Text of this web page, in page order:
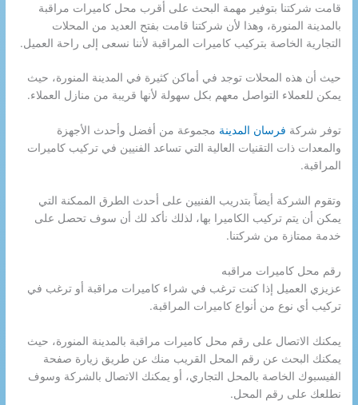
قامت شركتنا بتوفير مهمة البحث على أقرب محل كاميرات مراقبة
بالمدينة المنورة، وهذا لأن شركتنا قامت بفتح العديد من المحلات
التجارية الخاصة بتركيب كاميرات المراقبة لأننا نسعى إلى راحة العميل.
حيث أن هذه المحلات توجد في أماكن كثيرة في المدينة المنورة، حيث
يمكن للعملاء التواصل معهم بكل سهولة لأنها قريبة من منازل العملاء.
توفر شركة فرسان المدينة مجموعة من أفضل وأحدث الأجهزة
والمعدات ذات التقنيات العالية التي تساعد الفنيين في تركيب كاميرات
المراقبة.
وتقوم الشركة أيضاً بتدريب الفنيين على أحدث الطرق الممكنة التي
يمكن أن يتم تركيب الكاميرا بها، لذلك نأكد لك أن سوف تحصل على
خدمة ممتازة من شركتنا.
رقم محل كاميرات مراقبه
عزيزي العميل إذا كنت ترغب في شراء كاميرات مراقبة أو ترغب في
تركيب أي نوع من أنواع كاميرات المراقبة.
يمكنك الاتصال على رقم محل كاميرات مراقبة بالمدينة المنورة، حيث
يمكنك البحث عن رقم المحل القريب منك عن طريق زيارة صفحة
الفيسبوك الخاصة بالمحل التجاري، أو يمكنك الاتصال بالشركة وسوف
نطلعك على رقم المحل.